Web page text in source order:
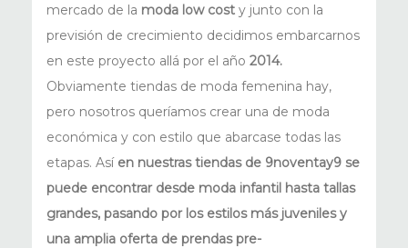
mercado de la moda low cost y junto con la
previsión de crecimiento decidimos embarcarnos
en este proyecto allá por el año 2014.
Obviamente tiendas de moda femenina hay,
pero nosotros queríamos crear una de moda
económica y con estilo que abarcase todas las
etapas. Asíen nuestras tiendas de 9noventay9 se
puede encontrar desde moda infantil hasta tallas
grandes, pasando por los estilos más juveniles y
una amplia oferta de prendas pre-